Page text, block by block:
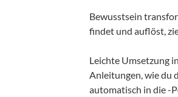
Bewusstsein
findet und auflöst,
Leichte Umsetzung
Anleitungen, wie du
automatisch in die -